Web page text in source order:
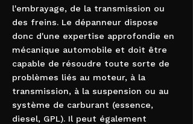
l'embrayage, de la transmission ou
des freins. Le dépanneur dispose
donc d'une expertise approfondie en
mécanique automobile et doit être
capable de résoudre toute sorte de
problèmes liés au moteur, à la
transmission, à la suspension ou au
système de carburant (essence,
diesel, GPL). Il peut également